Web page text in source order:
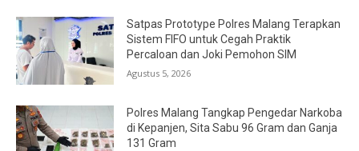
Satpas Prototype Polres Malang Terapkan
Sistem FIFO untuk Cegah Praktik
Percaloan dan Joki Pemohon SIM
Agustus 5, 2026
Polres Malang Tangkap Pengedar Narkoba
di Kepanjen, Sita Sabu 96 Gram dan Ganja
131 Gram